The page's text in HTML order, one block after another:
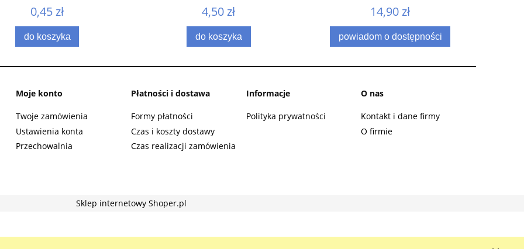
0,45 zł
do koszyka
4,50 zł
do koszyka
14,90 zł
powiadom o dostępności
Moje konto
Twoje zamówienia
Ustawienia konta
Przechowalnia
Płatności i dostawa
Formy płatności
Czas i koszty dostawy
Czas realizacji zamówienia
Informacje
Polityka prywatności
O nas
Kontakt i dane firmy
O firmie
Sklep internetowy Shoper.pl